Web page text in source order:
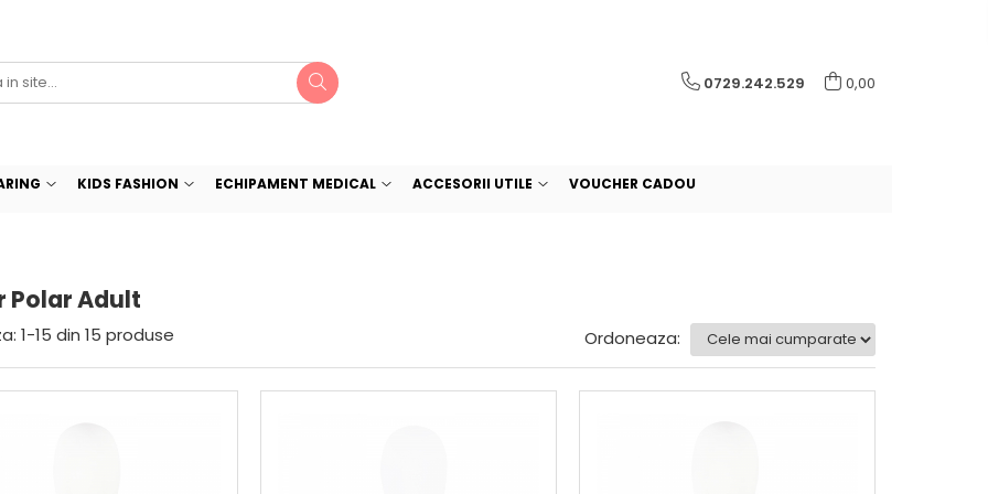
0729.242.529 0,00
KIDS FASHION ECHIPAMENT MEDICAL ACCESORII UTILE VOUCHER CADOU
Polar Adult
1-15 din 15 produse Ordoneaza: